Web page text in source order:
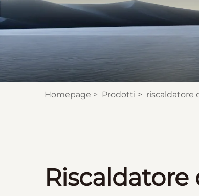
Homepage > Prodotti > riscaldatore